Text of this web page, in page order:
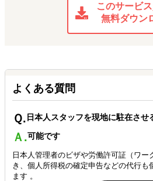
このサービ
無料ダウン
よくある質問
Ｑ. 日本人スタッフを現地に駐在させ
Ａ.可能です
日本人管理者のビザや労働許可証（ワー
き、個人所得税の確定申告などの代行も
ます 。